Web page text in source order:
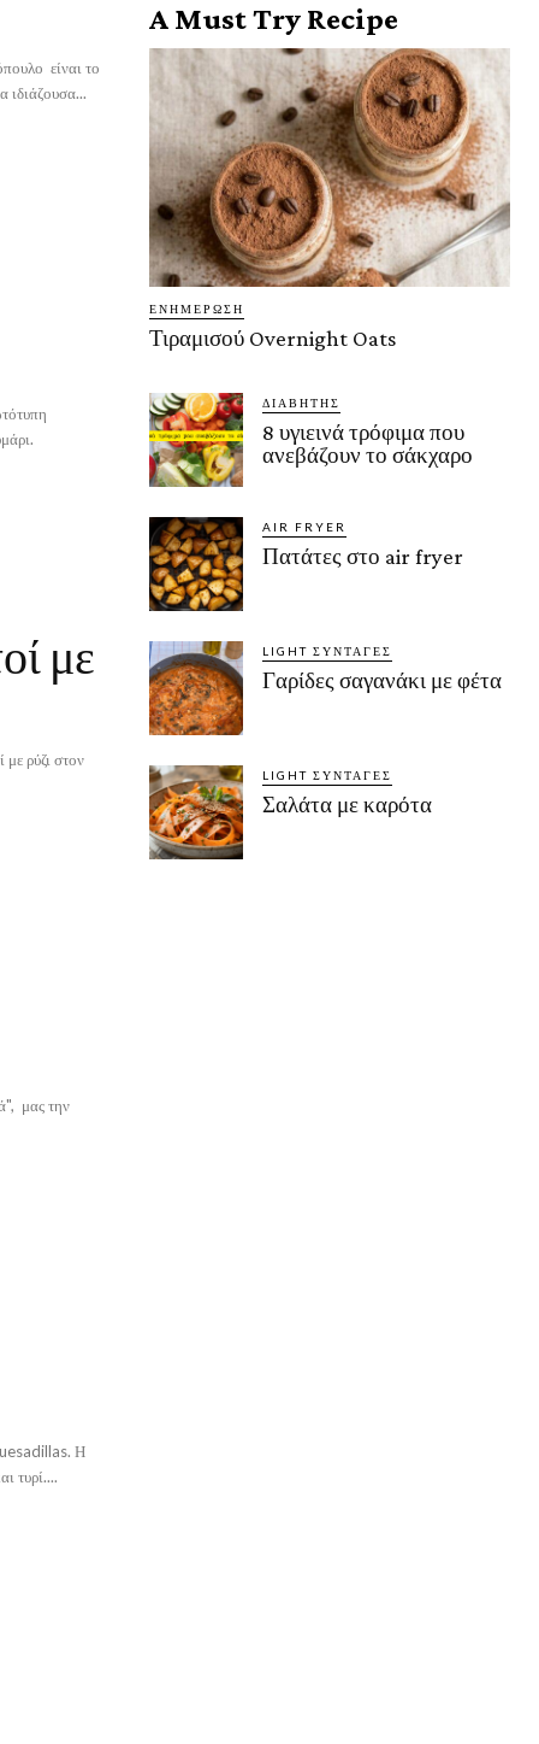
είναι το
μια ιδιάζουσα...
με
ρύζι στον
μας την
quesadillas. Η
τυρί....
A Must Try Recipe
ΕΝΗΜΈΡΩΣΗ
Τιραμισού Overnight Oats
ΔΙΑΒΉΤΗΣ
8 υγιεινά τρόφιμα που
ανεβάζουν το σάκχαρο
AIR FRYER
Πατάτες στο air fryer
LIGHT ΣΥΝΤΑΓΈΣ
Γαρίδες σαγανάκι με φέτα
LIGHT ΣΥΝΤΑΓΈΣ
Σαλάτα με καρότα